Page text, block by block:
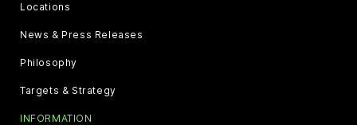
Locations
News & Press Releases
Philosophy
Targets & Strategy
INFORMATION